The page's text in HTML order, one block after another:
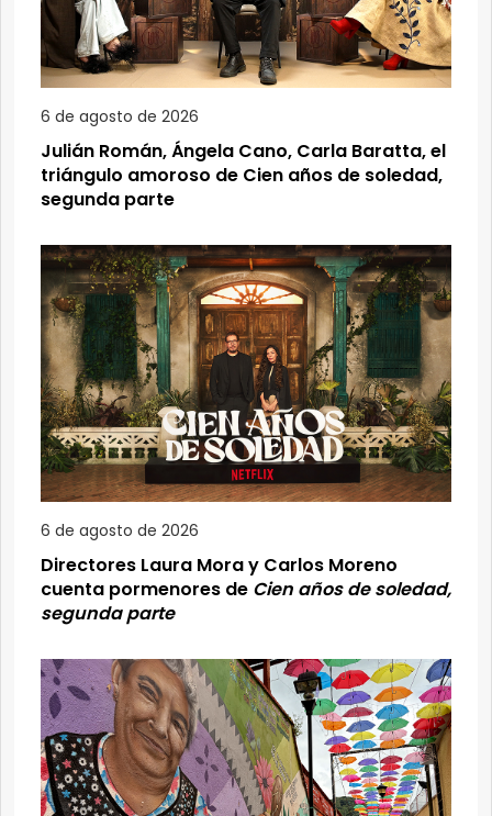
6 de agosto de 2026
Julián Román, Ángela Cano, Carla Baratta, el
triángulo amoroso de Cien años de soledad,
segunda parte
6 de agosto de 2026
Directores Laura Mora y Carlos Moreno
cuenta pormenores de Cien años de soledad,
segunda parte